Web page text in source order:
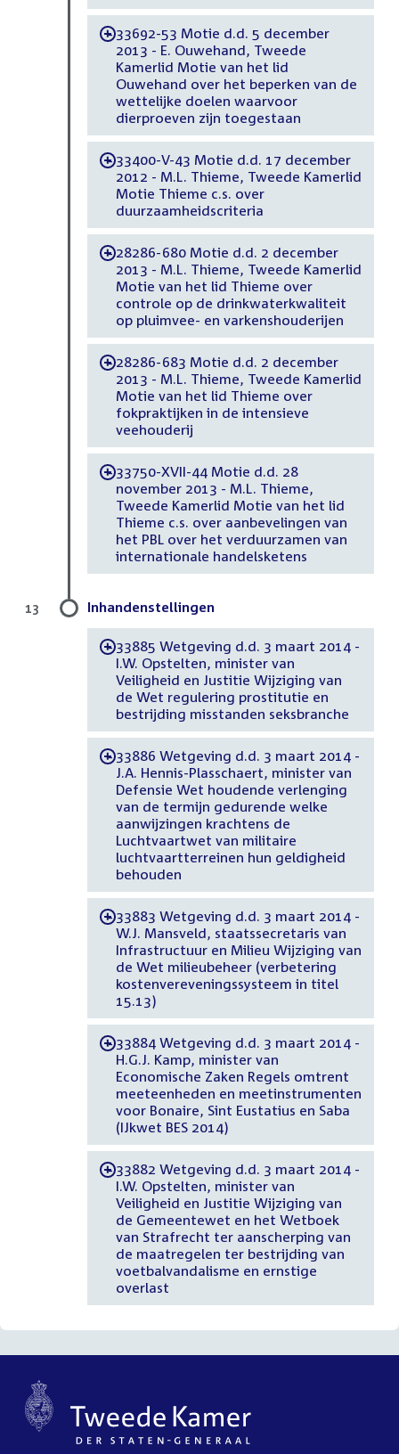
-33692-53 Motie d.d. 5 december
2013 - E. Ouwehand, Tweede
Kamerlid Motie van het lid
Ouwehand over het beperken van de
wettelijke doelen waarvoor
dierproeven zijn toegestaan
-33400-V-43 Motie d.d. 17 december
2012 - M.L. Thieme, Tweede Kamerlid
Motie Thieme c.s. over
duurzaamheidscriteria
-28286-680 Motie d.d. 2 december
2013 - M.L. Thieme, Tweede Kamerlid
Motie van het lid Thieme over
controle op de drinkwaterkwaliteit
op pluimvee- en varkenshouderijen
-28286-683 Motie d.d. 2 december
2013 - M.L. Thieme, Tweede Kamerlid
Motie van het lid Thieme over
fokpraktijken in de intensieve
veehouderij
-33750-XVII-44 Motie d.d. 28
november 2013 - M.L. Thieme,
Tweede Kamerlid Motie van het lid
Thieme c.s. over aanbevelingen van
het PBL over het verduurzamen van
internationale handelsketens
Inhandenstellingen
-33885 Wetgeving d.d. 3 maart 2014 -
I.W. Opstelten, minister van
Veiligheid en Justitie Wijziging van
de Wet regulering prostitutie en
bestrijding misstanden seksbranche
-33886 Wetgeving d.d. 3 maart 2014 -
J.A. Hennis-Plasschaert, minister van
Defensie Wet houdende verlenging
van de termijn gedurende welke
aanwijzingen krachtens de
Luchtvaartwet van militaire
luchtvaartterreinen hun geldigheid
behouden
-33883 Wetgeving d.d. 3 maart 2014 -
W.J. Mansveld, staatssecretaris van
Infrastructuur en Milieu Wijziging van
de Wet milieubeheer (verbetering
kostenvereveningssysteem in titel
15.13)
-33884 Wetgeving d.d. 3 maart 2014 -
H.G.J. Kamp, minister van
Economische Zaken Regels omtrent
meeteenheden en meetinstrumenten
voor Bonaire, Sint Eustatius en Saba
(IJkwet BES 2014)
-33882 Wetgeving d.d. 3 maart 2014 -
I.W. Opstelten, minister van
Veiligheid en Justitie Wijziging van
de Gemeentewet en het Wetboek
van Strafrecht ter aanscherping van
de maatregelen ter bestrijding van
voetbalvandalisme en ernstige
overlast
13